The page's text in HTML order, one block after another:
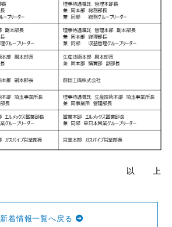
以 上
新着情報一覧へ戻る